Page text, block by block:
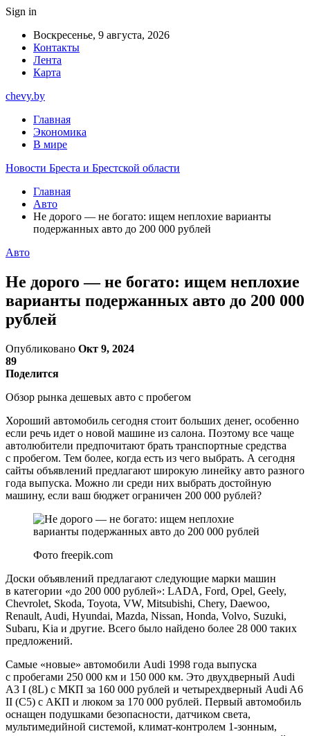
Sign in
Воскресенье, 9 августа, 2026
Контакты
Лента
Карта
chevy.by
Главная
Экономика
В мире
Новости Бреста и Брестской области
Главная
Авто
Не дорого — не богато: ищем неплохие варианты
подержанных авто до 200 000 рублей
Авто
Не дорого — не богато: ищем неплохие
варианты подержанных авто до 200 000
рублей
Опубликовано Окт 9, 2024
89
Поделится
Обзор рынка дешевых авто с пробегом
Хороший автомобиль сегодня стоит больших денег, особенно
если речь идет о новой машине из салона. Поэтому все чаще
автолюбители предпочитают брать транспортные средства
с пробегом. Тем более, когда есть из чего выбрать. А сегодня
сайты объявлений предлагают широкую линейку авто разного
года выпуска. Можно ли среди них выбрать достойную
машину, если ваш бюджет ограничен 200 000 рублей?
Фото freepik.com
Доски объявлений предлагают следующие марки машин
в категории «до 200 000 рублей»: LADA, Ford, Opel, Geely,
Chevrolet, Skoda, Toyota, VW, Mitsubishi, Chery, Daewoo,
Renault, Audi, Hyundai, Mazda, Nissan, Honda, Volvo, Suzuki,
Subaru, Kia и другие. Всего было найдено более 28 000 таких
предложений.
Самые «новые» автомобили Audi 1998 года выпуска
с пробегами 250 000 км и 150 000 км. Это двухдверный Audi
A3 I (8L) с МКП за 160 000 рублей и четырехдверный Audi A6
II (C5) с АКП и люком за 170 000 рублей. Первый автомобиль
оснащен подушками безопасности, датчиком света,
мультимедийной системой, климат-контролем 1-зонным,